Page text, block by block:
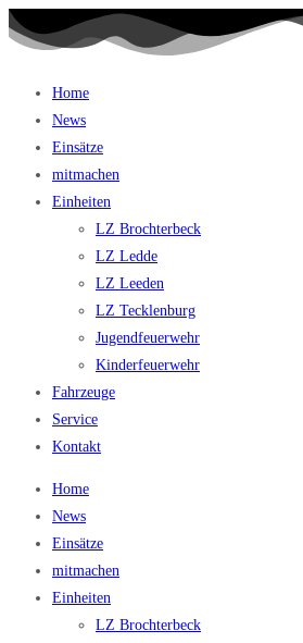
Home
News
Einsätze
mitmachen
Einheiten
LZ Brochterbeck
LZ Ledde
LZ Leeden
LZ Tecklenburg
Jugendfeuerwehr
Kinderfeuerwehr
Fahrzeuge
Service
Kontakt
Home
News
Einsätze
mitmachen
Einheiten
LZ Brochterbeck